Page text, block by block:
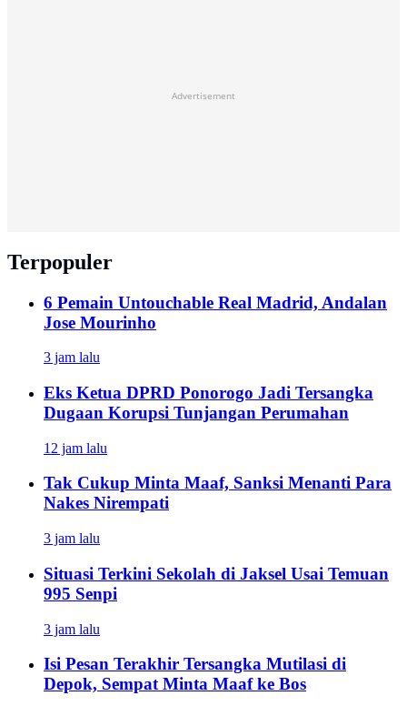
Advertisement
Terpopuler
6 Pemain Untouchable Real Madrid, Andalan
Jose Mourinho
3 jam lalu
Eks Ketua DPRD Ponorogo Jadi Tersangka
Dugaan Korupsi Tunjangan Perumahan
12 jam lalu
Tak Cukup Minta Maaf, Sanksi Menanti Para
Nakes Nirempati
3 jam lalu
Situasi Terkini Sekolah di Jaksel Usai Temuan
995 Senpi
3 jam lalu
Isi Pesan Terakhir Tersangka Mutilasi di
Depok, Sempat Minta Maaf ke Bos